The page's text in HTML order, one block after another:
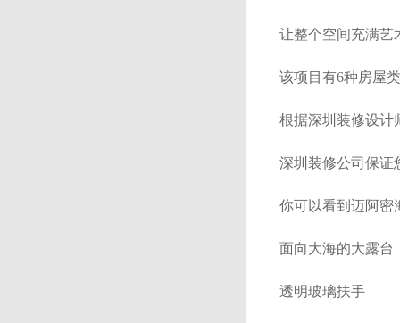
让整个空间充满艺
该项目有6种房屋
根据深圳装修设计师
深圳装修公司保证
你可以看到迈阿密
面向大海的大露台
透明玻璃扶手